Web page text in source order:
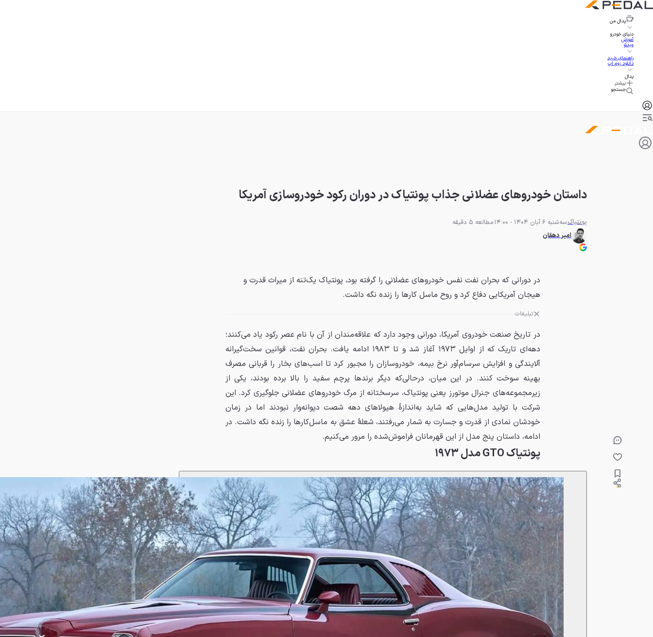
پدال من
دنیای خودرو
آموزش
ویدئو
راهنمای خرید
دانلود زوم اپ
پدال
بیشتر
جستجو
داستان خودروهای عضلانی جذاب پونتیاک در دوران رکود خودروسازی آمریکا
پونتیاکسه‌شنبه 6 آبان 1404 - 14:00
مطالعه 5 دقیقه
امیر دهقان
در دورانی که بحران نفت نفس خودروهای عضلانی را گرفته بود، پونتیاک یک‌تنه از میراث قدرت و
هیجان آمریکایی دفاع کرد و روح ماسل کارها را زنده نگه داشت.
تبلیغات
در تاریخ صنعت خودروی آمریکا، دورانی وجود دارد که علاقه‌مندان از آن با نام عصر رکود یاد می‌کنند؛
دهه‌ای تاریک که از اوایل ۱۹۷۳ آغاز شد و تا ۱۹۸۳ ادامه یافت. بحران نفت، قوانین سخت‌گیرانه
آلایندگی و افزایش سرسام‌آور نرخ بیمه، خودروسازان را مجبور کرد تا اسب‌های بخار را قربانی مصرف
بهینه سوخت کنند. در این میان، درحالی‌که دیگر برندها پرچم سفید را بالا برده بودند، یکی از
زیرمجموعه‌های جنرال موتورز یعنی پونتیاک، سرسختانه از مرگ خودروهای عضلانی جلوگیری کرد. این
شرکت با تولید مدل‌هایی که شاید به‌اندازهٔ هیولاهای دهه شصت دیوانه‌وار نبودند اما در زمان
خودشان نمادی از قدرت و جسارت به شمار می‌رفتند، شعلهٔ عشق به ماسل‌کارها را زنده نگه داشت. در
ادامه، داستان پنج مدل از این قهرمانان فراموش‌شده را مرور می‌کنیم.
پونتیاک GTO مدل ۱۹۷۳